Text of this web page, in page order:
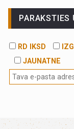
RD IKSD
JAUNATNE